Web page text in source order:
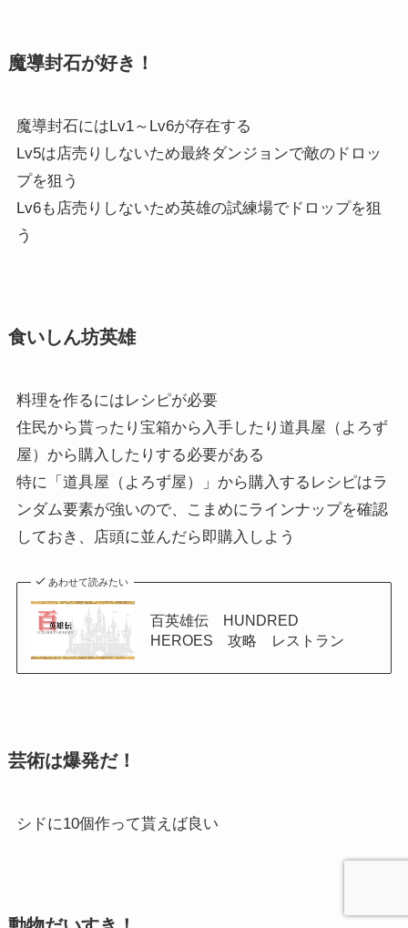
魔導封石が好き！
魔導封石にはLv1～Lv6が存在する
Lv5は店売りしないため最終ダンジョンで敵のドロッ
プを狙う
Lv6も店売りしないため英雄の試練場でドロップを狙
う
食いしん坊英雄
料理を作るにはレシピが必要
住民から貰ったり宝箱から入手したり道具屋（よろず
屋）から購入したりする必要がある
特に「道具屋（よろず屋）」から購入するレシピはラ
ンダム要素が強いので、こまめにラインナップを確認
しておき、店頭に並んだら即購入しよう
あわせて読みたい
百英雄伝 HUNDRED
HEROES 攻略 レストラン
芸術は爆発だ！
シドに10個作って貰えば良い